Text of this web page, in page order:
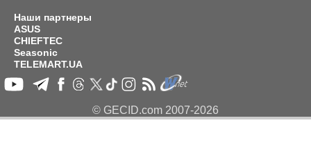
Наши партнеры
ASUS
CHIEFTEC
Seasonic
TELEMART.UA
© GECID.com 2007-2026